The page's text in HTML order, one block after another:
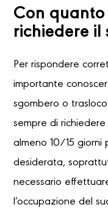
Con
richiedere il
Per rispondere
importante
sgombero o
sempre di
almeno 10/15
desiderata,
necessario
l’occupazione del